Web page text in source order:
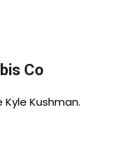
Co
Kushman.